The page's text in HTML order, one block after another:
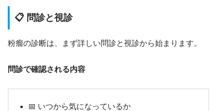
📋 問診と視診
粉瘤の診断は、まず詳しい問診と視診から始まります。
問診で確認される内容
📅 いつから気になっているか